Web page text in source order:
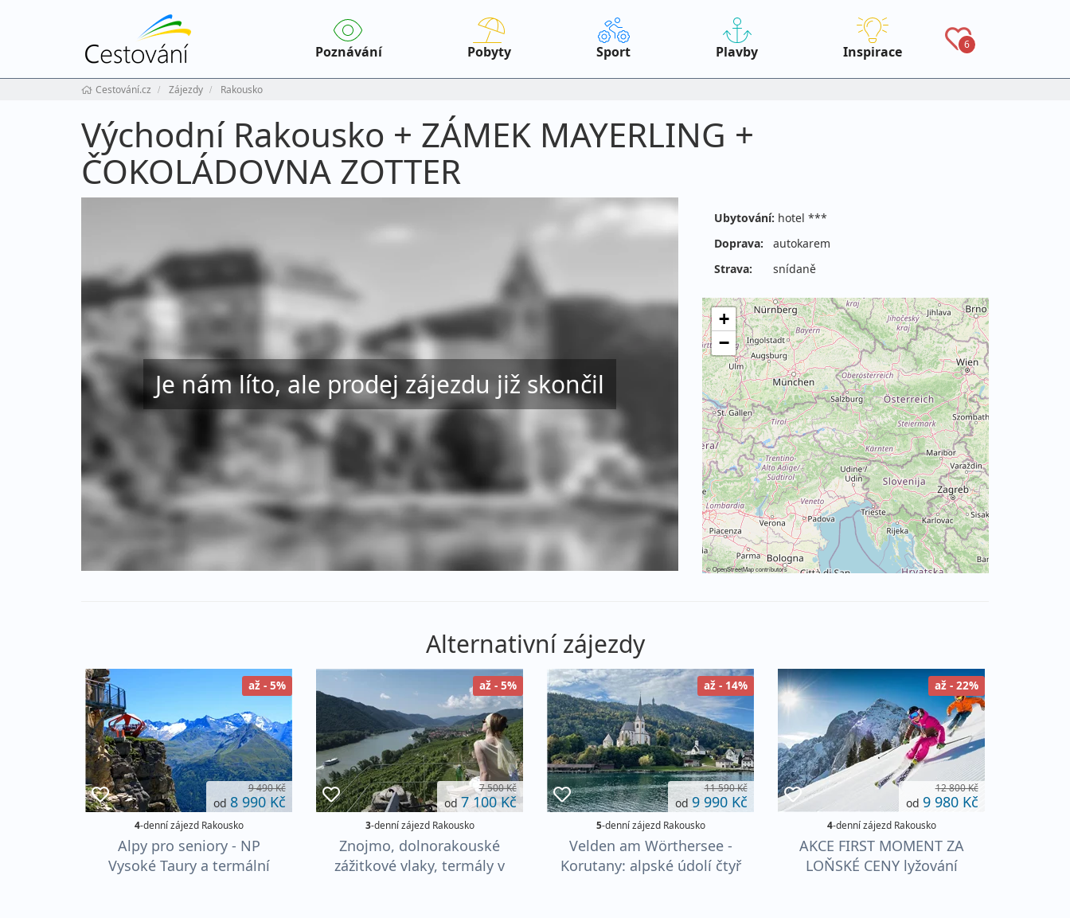
Poznávání Pobyty Sport Plavby Inspirace 6
Cestování.cz Zájezdy Rakousko
Východní Rakousko + ZÁMEK MAYERLING +
ČOKOLÁDOVNA ZOTTER
Je nám líto, ale prodej zájezdu již skončil
Ubytování: hotel ***
Doprava:
autokarem
Strava:
snídaně
+
−
©OpenStreetMapcontributors
Alternativní zájezdy
až - 5%
9 490 Kč
od 8 990 Kč
4-denní zájezd Rakousko
Alpy pro seniory - NP
Vysoké Taury a termální
až - 5%
7 500 Kč
od 7 100 Kč
3-denní zájezd Rakousko
Znojmo, dolnorakouské
zážitkové vlaky, termály v
až - 14%
11 590 Kč
od9 990 Kč
5-denní zájezd Rakousko
Velden am Wörthersee -
Korutany: alpské údolí čtyř
až - 22%
12 800 Kč
od 9 980 Kč
4-denní zájezd Rakousko
AKCE FIRST MOMENT ZA
LOŇSKÉ CENY lyžování